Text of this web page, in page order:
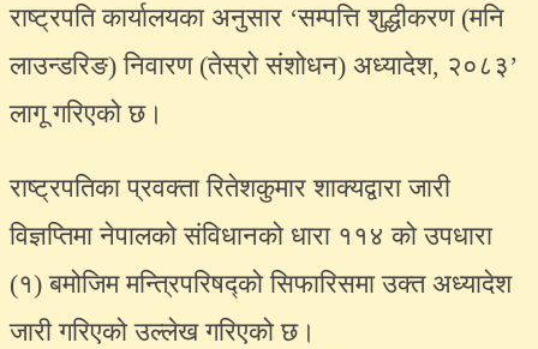
राष्ट्रपति कार्यालयका अनुसार ‘सम्पत्ति शुद्धीकरण (मनि
लाउन्डरिङ) निवारण (तेस्रो संशोधन) अध्यादेश, २०८३’
लागू गरिएको छ।
राष्ट्रपतिका प्रवक्ता रितेशकुमार शाक्यद्वारा जारी
विज्ञप्तिमा नेपालको संविधानको धारा ११४ को उपधारा
(१) बमोजिम मन्त्रिपरिषद्को सिफारिसमा उक्त अध्यादेश
जारी गरिएको उल्लेख गरिएको छ।